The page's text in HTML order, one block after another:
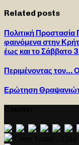
Related posts
Πολιτική Προστασία
φαινόμενα στην
έως και το Σάββατο 3
Περιμένοντας τον…
Ερώτηση